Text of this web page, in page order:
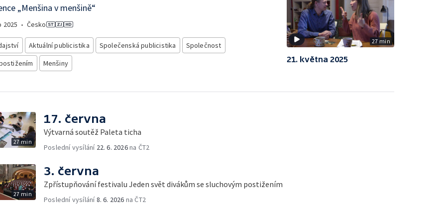
„Menšina v menšině“
2025 • Česko
Aktuální publicistika Společenská publicistika
Společnost
Menšiny
27 min
21. května 2025
27 min
17. června
Výtvarná soutěž Paleta ticha
Poslední vysílání 22. 6. 2026na ČT2
27 min
3. června
Zpřístupňování festivalu Jeden svět divákům se sluchovým postižením
Poslední vysílání8. 6. 2026 na ČT2